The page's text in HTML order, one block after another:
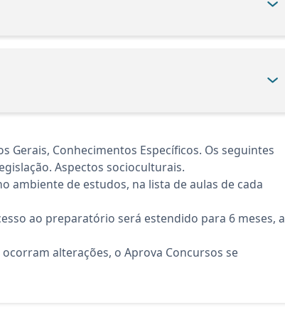
Gerais, Conhecimentos Específicos. Os seguintes
Aspectos socioculturais.
ambiente de estudos, na lista de aulas de cada
ao preparatório será estendido para 6 meses, a
alterações, o Aprova Concursos se